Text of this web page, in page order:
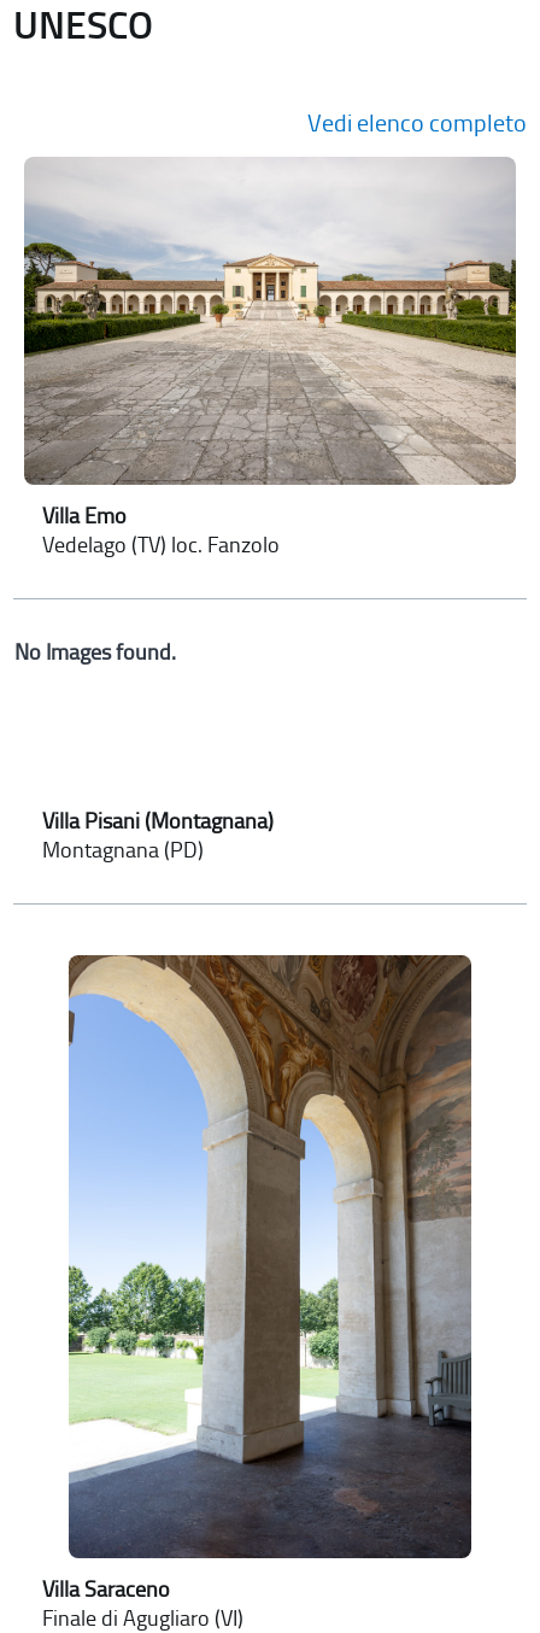
UNESCO
Vedi elenco completo
Villa Emo
Vedelago (TV) loc. Fanzolo
No Images found.
Villa Pisani (Montagnana)
Montagnana (PD)
Villa Saraceno
Finale di Agugliaro (VI)